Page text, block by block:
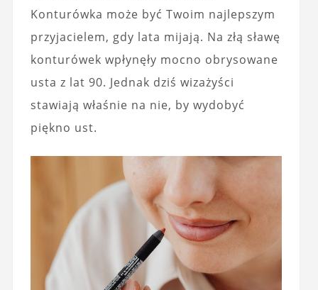
Konturówka może być Twoim najlepszym
przyjacielem, gdy lata mijają. Na złą sławę
konturówek wpłynęły mocno obrysowane
usta z lat 90. Jednak dziś wizażyści
stawiają właśnie na nie, by wydobyć
piękno ust.